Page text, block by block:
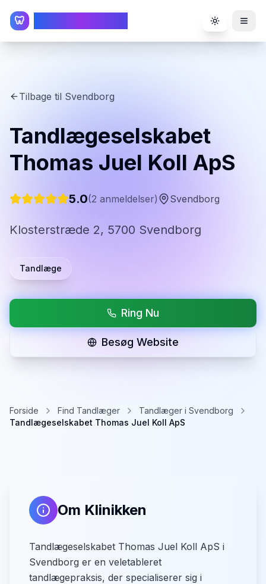
🦷 Toggle
Tilbage til Svendborg
Tandlægeselskabet
Thomas Juel Koll ApS
5.0(2 anmeldelser) Svendborg
Klosterstræde 2, 5700 Svendborg
Tandlæge
Ring Nu
Besøg Website
Forside Find Tandlæger
Tandlæger i Svendborg
Tandlægeselskabet Thomas Juel Koll ApS
Om Klinikken
Tandlægeselskabet Thomas Juel Koll ApS i
Svendborg er en veletableret
tandlægepraksis, der specialiserer sig i